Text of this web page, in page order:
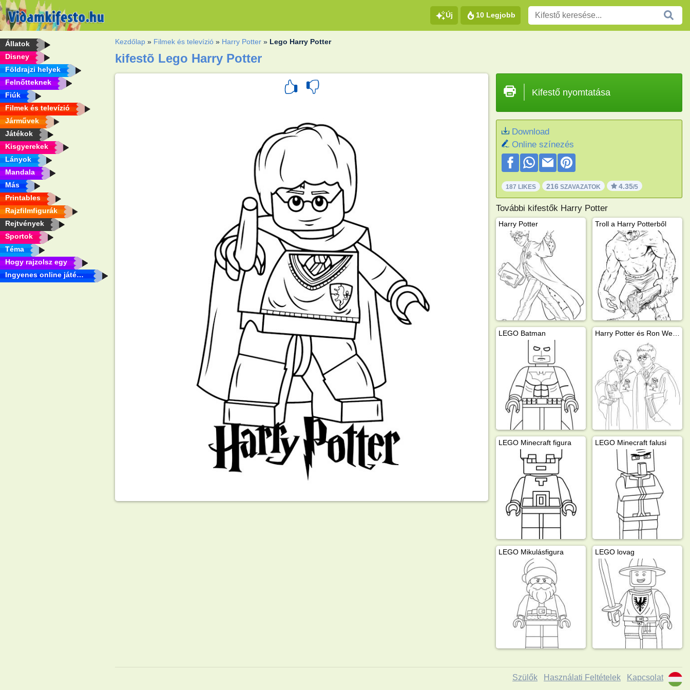
Új 10 Legjobb
Állatok
Disney
Földrajzi helyek
Felnőtteknek
Fiúk
Filmek és televízió
Járművek
Játékok
Kisgyerekek
Lányok
Mandala
Más
Printables
Rajzfilmfigurák
Rejtvények
Sportok
Téma
Hogy rajzolsz egy
Ingyenes online játékok
Kezdőlap » Filmek és televízió » Harry Potter » Lego Harry Potter
kifestõ Lego Harry Potter
Kifestő nyomtatása
Download
Online színezés
187 LIKES 216SZAVAZATOK 4.35/5
További kifestők Harry Potter
Harry Potter Troll a Harry Potterből
LEGO Batman Harry Potter és Ron Weasley
LEGO Minecraft figura LEGO Minecraft falusi
LEGO Mikulásfigura LEGO lovag
Szülők Használati Feltételek Kapcsolat